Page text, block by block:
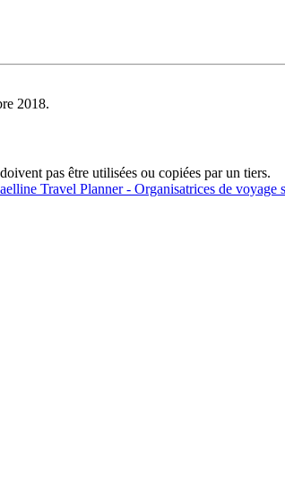
2018.
pas être utilisées ou copiées par un tiers.
Travel Planner - Organisatrices de voyage